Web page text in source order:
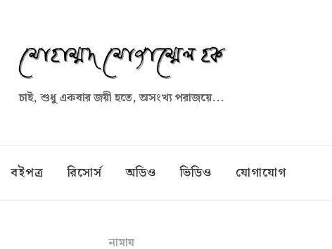
চাই, শুধু একবার জয়ী হতে, অসংখ্য পরাজয়ে...
বইপত্র রিসোর্স অডিও ভিডিও যোগাযোগ
নামায